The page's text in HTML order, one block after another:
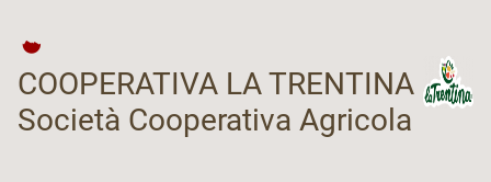
COOPERATIVA LA TRENTINA
Società Cooperativa Agricola